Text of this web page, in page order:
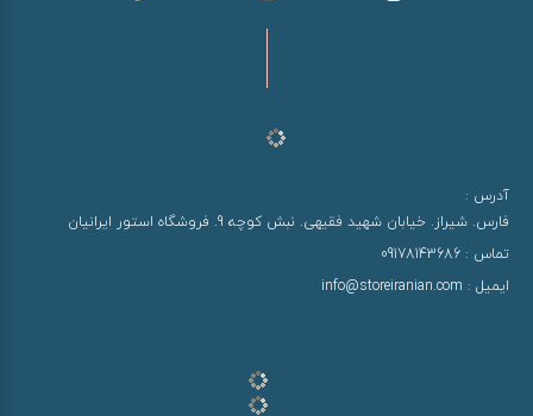
آدرس :
فارس. شیراز. خیابان شهید فقیهی. نبش کوچه 9. فروشگاه استور ایرانیان
تماس : 09178143686
ایمیل : info@storeiranian.com